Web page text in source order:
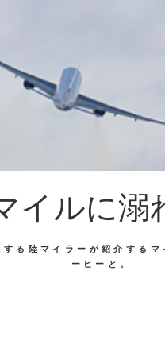
イルに溺
する陸マイラーが紹介する
ーヒーと。